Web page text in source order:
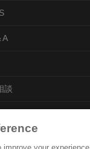
A
談